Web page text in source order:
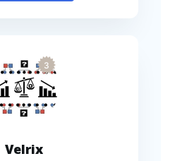
3
Velrix